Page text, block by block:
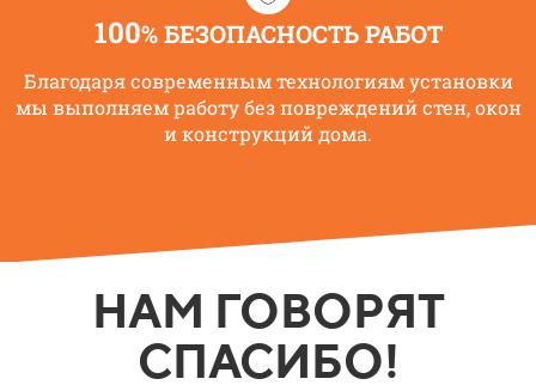
100% БЕЗОПАСНОСТЬ РАБОТ
Благодаря современным технологиям установки
мы выполняем работу без повреждений стен, окон
и конструкций дома.
НАМ ГОВОРЯТ
СПАСИБО!